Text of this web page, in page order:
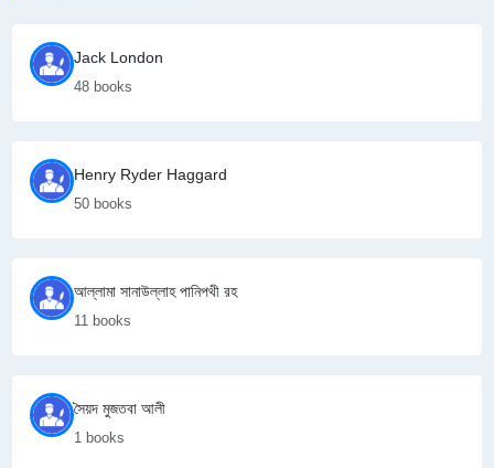
Jack London
48 books
Henry Ryder Haggard
50 books
আল্লামা সানাউল্লাহ পানিপথী রহ
11 books
সৈয়দ মুজতবা আলী
1 books